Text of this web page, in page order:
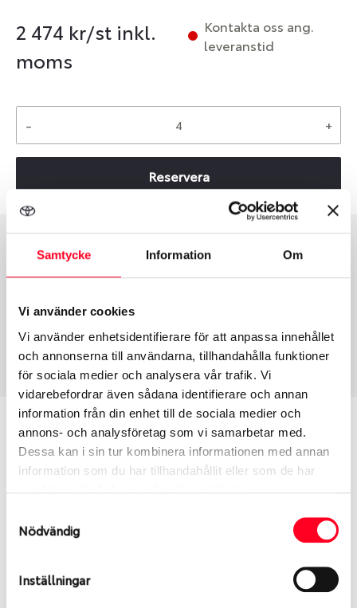
Samtycke Information Om
Vi använder cookies
Vi använder enhetsidentifierare för att anpassa innehållet
och annonserna till användarna, tillhandahålla funktioner
för sociala medier och analysera vår trafik. Vi
vidarebefordrar även sådana identifierare och annan
information från din enhet till de sociala medier och
annons- och analysföretag som vi samarbetar med.
Dessa kan i sin tur kombinera informationen med annan
information som du har tillhandahållit eller som de har
Nödvändig
Inställningar
2 474 kr/st inkl.
moms
Kontakta oss ang.
leveranstid
- +
Reservera
Group
Fälg PV/C LM
Tum
18
32
Centre Diameter
112
Art nummer
13911
Passar denna fälg min bil?
Ange registreringsnummer för att se om den fälg
Ibland kan fälgen ha bytts ut under årens lopp och
inte vara samma dimension som bilen hade ut från